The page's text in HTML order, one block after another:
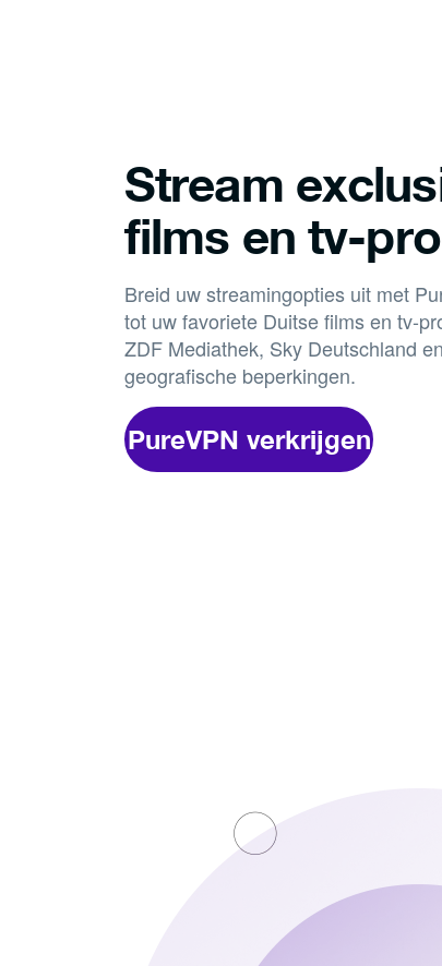
Stream
films en tv-
Breid uw streamingopties uit met
tot uw favoriete Duitse films en tv-
ZDF Mediathek, Sky Deutschland
geografische beperkingen.
PureVPN verkrijgen